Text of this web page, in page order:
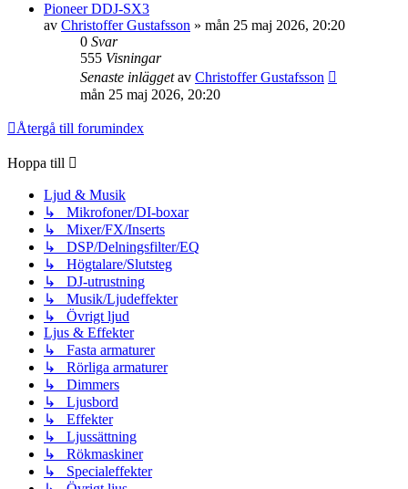
Pioneer DDJ-SX3
av Christoffer Gustafsson » mån 25 maj 2026, 20:20
0 Svar
555 Visningar
Senaste inläggetav Christoffer Gustafsson
mån 25 maj 2026, 20:20
Återgå till forumindex
Hoppa till
Ljud & Musik
↳ Mikrofoner/DI-boxar
↳ Mixer/FX/Inserts
↳ DSP/Delningsfilter/EQ
↳ Högtalare/Slutsteg
↳ DJ-utrustning
↳ Musik/Ljudeffekter
↳ Övrigt ljud
Ljus & Effekter
↳ Fasta armaturer
↳ Rörliga armaturer
↳ Dimmers
↳ Ljusbord
↳ Effekter
↳ Ljussättning
↳ Rökmaskiner
↳ Specialeffekter